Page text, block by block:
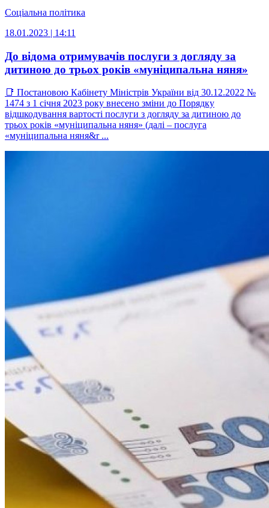
Соціальна політика
18.01.2023 | 14:11
До відома отримувачів послуги з догляду за
дитиною до трьох років «муніципальна няня»
📑 Постановою Кабінету Міністрів України від 30.12.2022 №
1474 з 1 січня 2023 року внесено зміни до Порядку
відшкодування вартості послуги з догляду за дитиною до
трьох років «муніципальна няня» (далі – послуга
«муніципальна няня&r ...